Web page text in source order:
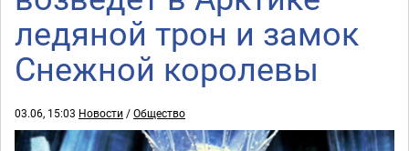
ледяной трон и замок
Снежной королевы
03.06, 15:03 Новости /Общество